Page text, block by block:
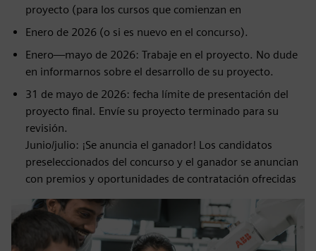
proyecto (para los cursos que comienzan en
Enero de 2026 (o si es nuevo en el concurso).
Enero—mayo de 2026: Trabaje en el proyecto. No dude
en informarnos sobre el desarrollo de su proyecto.
31 de mayo de 2026: fecha límite de presentación del
proyecto final. Envíe su proyecto terminado para su
revisión.
Junio/julio: ¡Se anuncia el ganador! Los candidatos
preseleccionados del concurso y el ganador se anuncian
con premios y oportunidades de contratación ofrecidas